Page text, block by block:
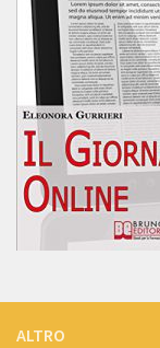
ALTRO